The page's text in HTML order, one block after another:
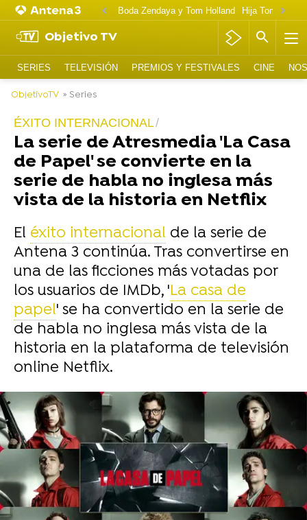
Boda Zendaya y Tom Holland Hija Tom
Objetivo TV
SERIES TELEVISIÓN PREMIOS Y FESTIVALES CINE
ObjetivoTV » Series
ÉXITO INTERNACIONAL
La serie de Atresmedia 'La Casa
de Papel' se convierte en la
serie de habla no inglesa más
vista de la historia en Netflix
El éxito internacional de la serie de
Antena 3 continúa. Tras convertirse en
una de las ficciones más votadas por
los usuarios de IMDb, 'La casa de
papel' se ha convertido en la serie de
de habla no inglesa más vista de la
historia en la plataforma de televisión
online Netflix.
-